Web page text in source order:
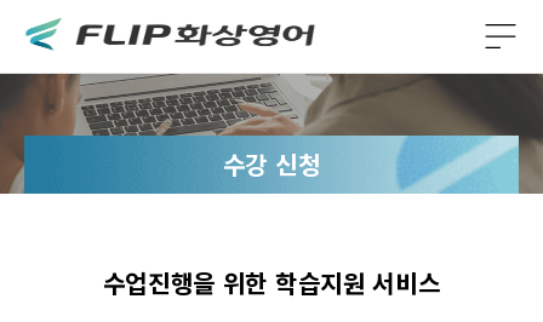
수강 신청
수업진행을 위한 학습지원 서비스